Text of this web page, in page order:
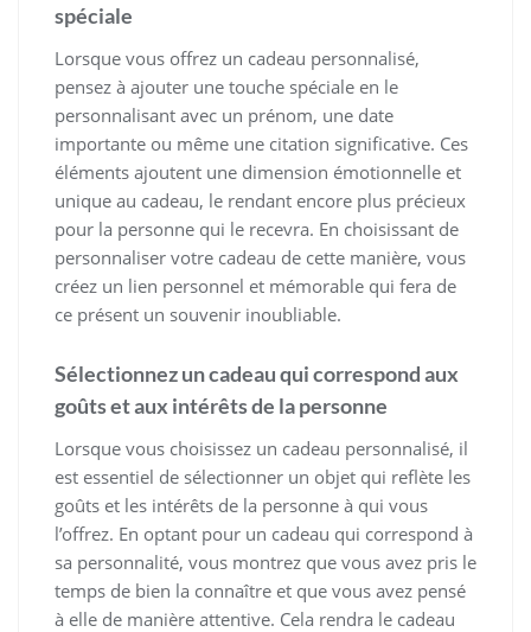
spéciale
Lorsque vous offrez un cadeau personnalisé,
pensez à ajouter une touche spéciale en le
personnalisant avec un prénom, une date
importante ou même une citation significative. Ces
éléments ajoutent une dimension émotionnelle et
unique au cadeau, le rendant encore plus précieux
pour la personne qui le recevra. En choisissant de
personnaliser votre cadeau de cette manière, vous
créez un lien personnel et mémorable qui fera de
ce présent un souvenir inoubliable.
Sélectionnez un cadeau qui correspond aux
goûts et aux intérêts de la personne
Lorsque vous choisissez un cadeau personnalisé, il
est essentiel de sélectionner un objet qui reflète les
goûts et les intérêts de la personne à qui vous
l’offrez. En optant pour un cadeau qui correspond à
sa personnalité, vous montrez que vous avez pris le
temps de bien la connaître et que vous avez pensé
à elle de manière attentive. Cela rendra le cadeau